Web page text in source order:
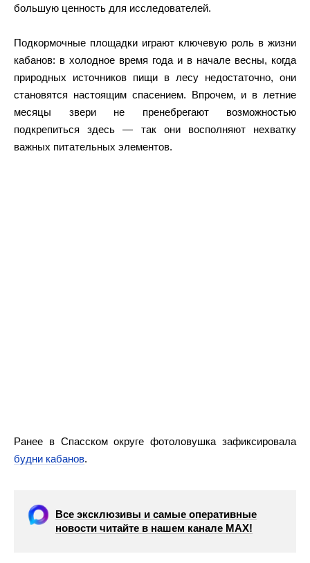
большую ценность для исследователей.
Подкормочные площадки играют ключевую роль в жизни
кабанов: в холодное время года и в начале весны, когда
природных источников пищи в лесу недостаточно, они
становятся настоящим спасением. Впрочем, и в летние
месяцы звери не пренебрегают возможностью
подкрепиться здесь — так они восполняют нехватку
важных питательных элементов.
Ранее в Спасском округе фотоловушка зафиксировала
будни кабанов.
Все эксклюзивы и самые оперативные
новости читайте в нашем канале МАХ!